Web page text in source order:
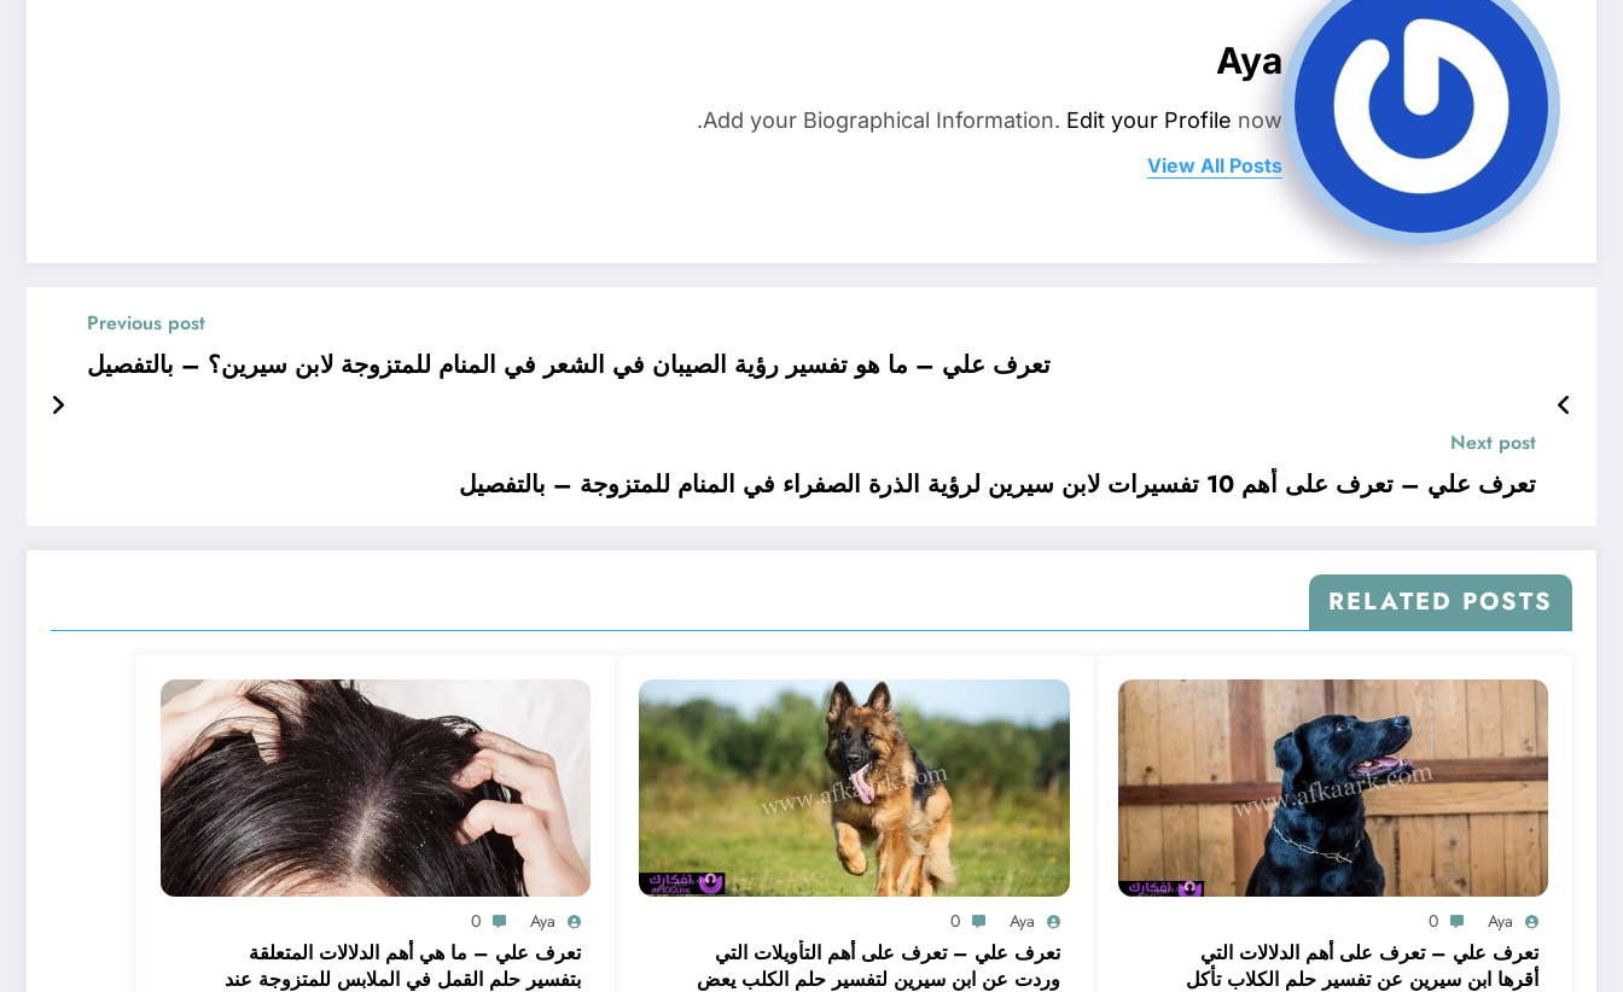
Aya
Add your Biographical Information. Edit your Profile now.
View All Posts
Previous post
تعرف علي – ما هو تفسير رؤية الصيبان في الشعر في المنام للمتزوجة لابن سيرين؟ – بالتفصيل
Next post
تعرف علي – تعرف على أهم 10 تفسيرات لابن سيرين لرؤية الذرة الصفراء في المنام للمتزوجة – بالتفصيل
RELATED POSTS
Aya
0
تعرف علي – تعرف على أهم الدلالات التي
أقرها ابن سيرين عن تفسير حلم الكلاب تأكل
Aya
0
تعرف علي – تعرف على أهم التأويلات التي
وردت عن ابن سيرين لتفسير حلم الكلب يعض
Aya
0
تعرف علي – ما هي أهم الدلالات المتعلقة
بتفسير حلم القمل في الملابس للمتزوجة عند